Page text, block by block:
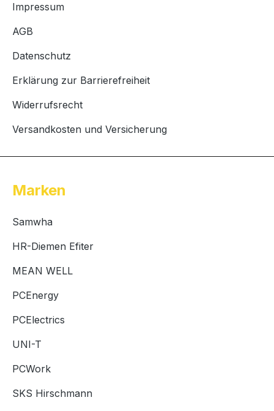
Impressum
AGB
Datenschutz
Erklärung zur Barrierefreiheit
Widerrufsrecht
Versandkosten und Versicherung
Marken
Samwha
HR-Diemen Efiter
MEAN WELL
PCEnergy
PCElectrics
UNI-T
PCWork
SKS Hirschmann